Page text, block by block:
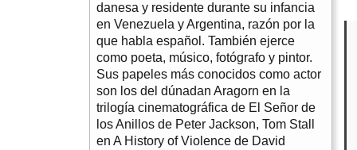
danesa y residente durante su infancia
en Venezuela y Argentina, razón por la
que habla español. También ejerce
como poeta, músico, fotógrafo y pintor.
Sus papeles más conocidos como actor
son los del dúnadan Aragorn en la
trilogía cinematográfica de El Señor de
los Anillos de Peter Jackson, Tom Stall
en A History of Violence de David